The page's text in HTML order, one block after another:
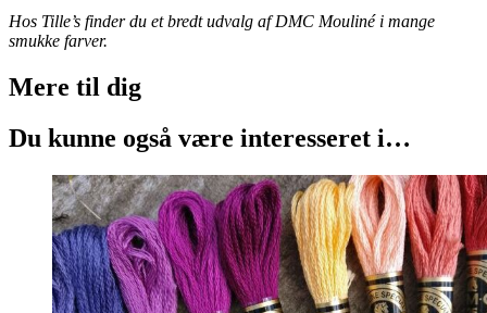
Hos Tille’s finder du et bredt udvalg af DMC Mouliné i mange
smukke farver.
Mere til dig
Du kunne også være interesseret i…